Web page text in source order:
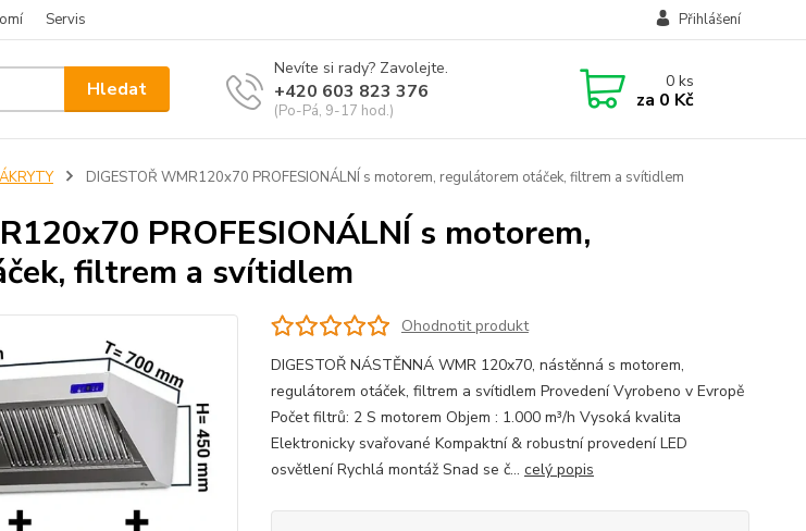
Servis Přihlášení
Hledat
Nevíte si rady? Zavolejte.
+420 603 823 376
(Po-Pá, 9-17 hod.)
0ks
za 0 Kč
DIGESTOŘ WMR120x70 PROFESIONÁLNÍ s motorem, regulátorem otáček, filtrem a svítidlem
PROFESIONÁLNÍ s motorem,
filtrem a svítidlem
Ohodnotit produkt
DIGESTOŘ NÁSTĚNNÁ WMR 120x70, nástěnná s motorem,
regulátorem otáček, filtrem a svítidlem Provedení Vyrobeno v Evropě
Počet filtrů: 2 S motorem Objem : 1.000 m³/h Vysoká kvalita
Elektronicky svařované Kompaktní & robustní provedení LED
osvětlení Rychlá montáž Snad se č... celý popis